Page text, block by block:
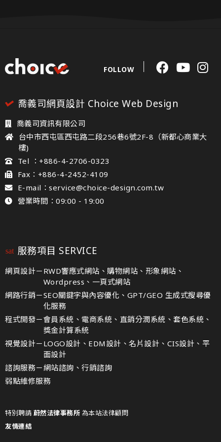
FOLLOW
喬義司網頁設計 Choice Web Design
喬義司資訊有限公司
台中市西屯區西屯路二段256巷6號2F-8（新都心商業大
樓)
Tel ：+886-4-2706-0323
Fax：+886-4-2452-4109
E-mail：service@choice-design.com.tw
營業時間：09:00 - 19:00
服務項目 SERVICE
網頁設計－ RWD響應式網站、購物網站、形象網站、
Wordpress、一頁式網站
網路行銷－SEO關鍵字與內容優化、GPT/GEO 生成式搜尋優
化服務
程式開發－會員系統、電商系統、直銷分潤系統、套色系統、
獎金計算系統
視覺設計－ LOGO設計、EDM設計、名片設計、CIS設計、平
面設計
諮詢服務－ 網站諮詢、行銷諮詢
弱點維修服務
特別聘請 蔚然法律事務所 為本站法律顧問
友情連結